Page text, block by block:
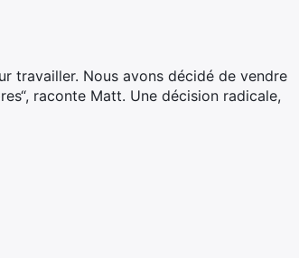
travailler. Nous avons décidé de vendre
raconte Matt. Une décision radicale,